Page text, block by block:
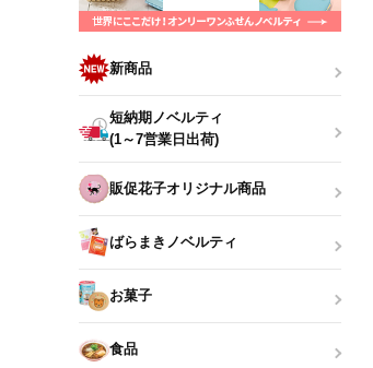
新商品
短納期ノベルティ
(1～7営業日出荷)
販促花子オリジナル商品
ばらまきノベルティ
お菓子
食品